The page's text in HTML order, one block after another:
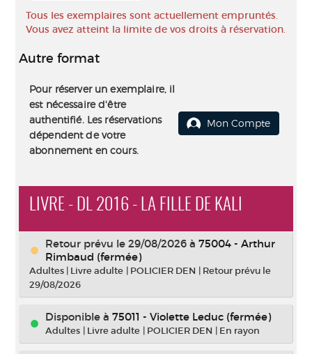
Tous les exemplaires sont actuellement empruntés.
Vous avez atteint la limite de vos droits à réservation.
Autre format
Pour réserver un exemplaire, il
est nécessaire d'être
authentifié. Les réservations
dépendent de votre
abonnement en cours.
Mon Compte
LIVRE - DL 2016 - LA FILLE DE KALI
Retour prévu le 29/08/2026 à 75004 - Arthur
Rimbaud (fermée)
Adultes | Livre adulte | POLICIER DEN | Retour prévu le
29/08/2026
Disponible à 75011 - Violette Leduc (fermée)
Adultes | Livre adulte | POLICIER DEN | En rayon